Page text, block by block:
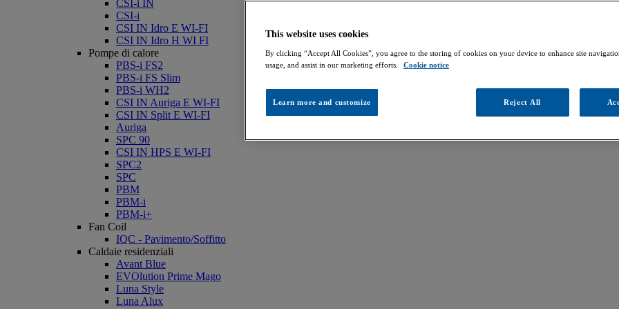
CSI-i IN
CSI-i
CSI IN Idro E WI-FI
CSI IN Idro H WI FI
Pompe di calore
PBS-i FS2
PBS-i FS Slim
PBS-i WH2
CSI IN Auriga E WI-FI
CSI IN Split E WI-FI
Auriga
SPC 90
CSI IN HPS E WI-FI
SPC2
SPC
PBM
PBM-i
PBM-i+
Fan Coil
IQC - Pavimento/Soffitto
Caldaie residenziali
Avant Blue
EVOlution Prime Mago
Luna Style
Luna Alux
This website uses cookies
By clicking “Accept All Cookies”, you agree to the storing of cookies on your device to enhance site
usage, and assist in our marketing efforts.
Cookie notice
Learn more and customize Reject All